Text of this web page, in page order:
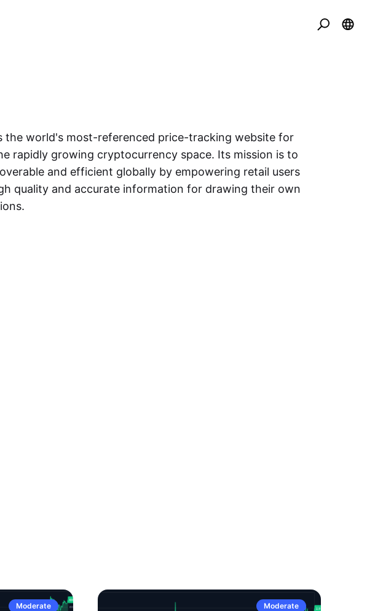
the world's most-referenced price-tracking website for
rapidly growing cryptocurrency space. Its mission is to
and efficient globally by empowering retail users
quality and accurate information for drawing their own
Moderate Moderate